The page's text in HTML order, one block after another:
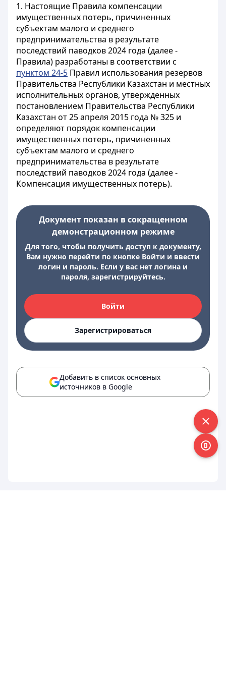
1. Настоящие Правила компенсации
имущественных потерь, причиненных
субъектам малого и среднего
предпринимательства в результате
последствий паводков 2024 года (далее -
Правила) разработаны в соответствии с
пунктом 24-5 Правил использования резервов
Правительства Республики Казахстан и местных
исполнительных органов, утвержденных
постановлением Правительства Республики
Казахстан от 25 апреля 2015 года № 325 и
определяют порядок компенсации
имущественных потерь, причиненных
субъектам малого и среднего
предпринимательства в результате
последствий паводков 2024 года (далее -
Компенсация имущественных потерь).
Документ показан в сокращенном
демонстрационном режиме
Для того, чтобы получить доступ к документу,
Вам нужно перейти по кнопке Войти и ввести
логин и пароль. Если у вас нет логина и
пароля, зарегистрируйтесь.
Войти
Зарегистрироваться
Добавить в список основных
источников в Google